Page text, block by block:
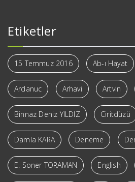
Etiketler
15 Temmuz 2016 Ab-ı Hayat
Ardanuc Arhavi Artvin
Binnaz Deniz YILDIZ Ciritdüzü
Damla KARA Deneme
E. Soner TORAMAN English